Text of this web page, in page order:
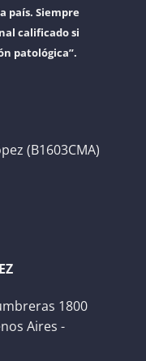
país. Siempre
calificado si
patológica”.
(B1603CMA)
1800
Aires -